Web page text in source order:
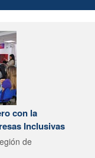
con la
Inclusivas
de